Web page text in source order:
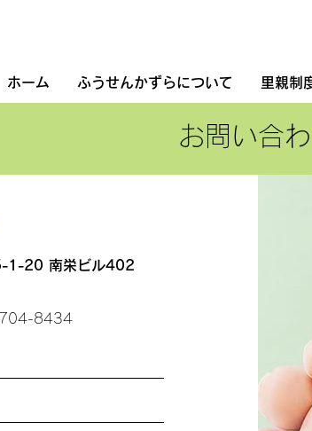
ホーム ふうせんかずらについて 里親制
お問い合
1-20 南栄ビル402
8434